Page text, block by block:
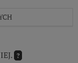
?